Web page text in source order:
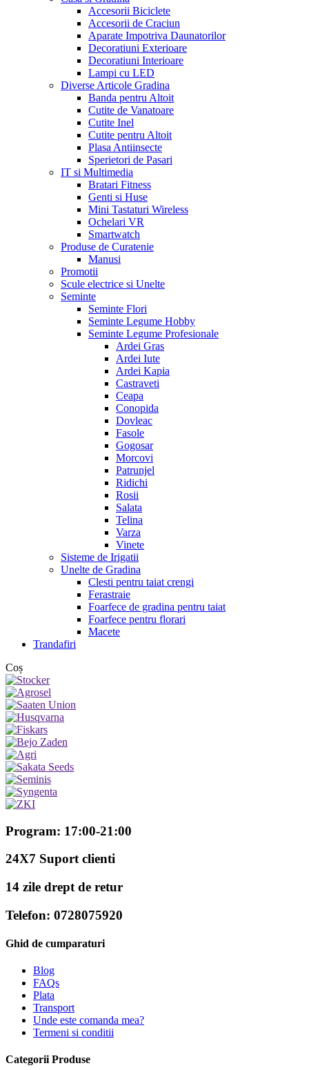
Accesorii Biciclete
Accesorii de Craciun
Aparate Impotriva Daunatorilor
Decoratiuni Exterioare
Decoratiuni Interioare
Lampi cu LED
Diverse Articole Gradina
Banda pentru Altoit
Cutite de Vanatoare
Cutite Inel
Cutite pentru Altoit
Plasa Antiinsecte
Sperietori de Pasari
IT si Multimedia
Bratari Fitness
Genti si Huse
Mini Tastaturi Wireless
Ochelari VR
Smartwatch
Produse de Curatenie
Manusi
Promotii
Scule electrice si Unelte
Seminte
Seminte Flori
Seminte Legume Hobby
Seminte Legume Profesionale
Ardei Gras
Ardei Iute
Ardei Kapia
Castraveti
Ceapa
Conopida
Dovleac
Fasole
Gogosar
Morcovi
Patrunjel
Ridichi
Rosii
Salata
Telina
Varza
Vinete
Sisteme de Irigatii
Unelte de Gradina
Clesti pentru taiat crengi
Ferastraie
Foarfece de gradina pentru taiat
Foarfece pentru florari
Macete
Trandafiri
Coș
Program: 17:00-21:00
24X7 Suport clienti
14 zile drept de retur
Telefon: 0728075920
Ghid de cumparaturi
Blog
FAQs
Plata
Transport
Unde este comanda mea?
Termeni si conditii
Categorii Produse